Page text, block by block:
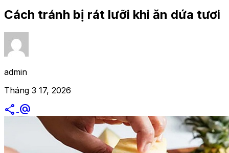
Cách tránh bị rát lưỡi khi ăn dứa tươi
admin
Tháng 3 17, 2026
share alternate_email